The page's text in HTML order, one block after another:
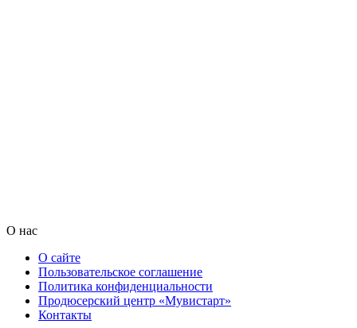
О нас
О сайте
Пользовательское соглашение
Политика конфиденциальности
Продюсерский центр «Мувистарт»
Контакты